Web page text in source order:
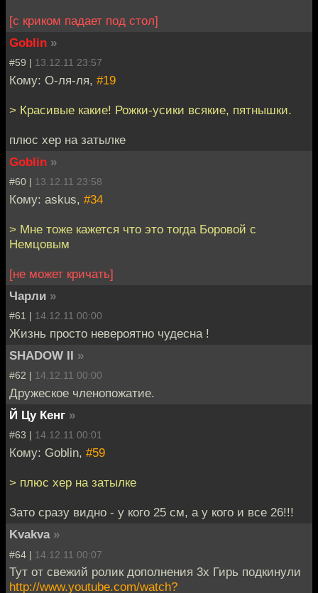
[с криком падает под стол]
Goblin »
#59 | 13.12.11 23:57
Кому: О-ля-ля, #19
> Красивые какие! Рожки-усики всякие, пятнышки.
плюс хер на затылке
Goblin »
#60 | 13.12.11 23:58
Кому: askus, #34
> Мне тоже кажется что это тогда Боровой с
Немцовым
[не может кричать]
Чарли »
#61 | 14.12.11 00:00
Жизнь просто невероятно чудесна !
SHADOW II »
#62 | 14.12.11 00:00
Дружеское членопожатие.
Й Цу Кенг »
#63 | 14.12.11 00:01
Кому: Goblin, #59
> плюс хер на затылке
Зато сразу видно - у кого 25 см, а у кого и все 26!!!
Kvakva »
#64 | 14.12.11 00:07
Тут от свежий ролик дополнения 3х Гирь подкинули
http://www.youtube.com/watch?